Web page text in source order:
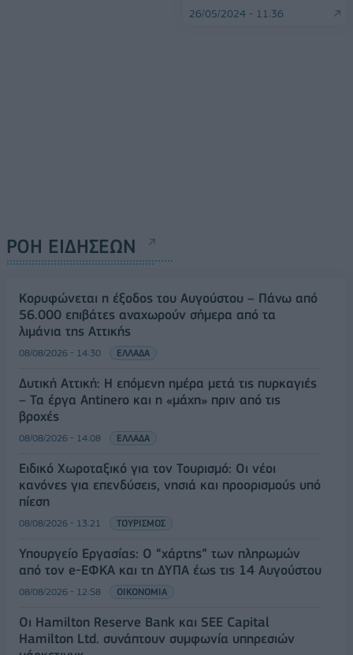
26/05/2024 - 11:36
ΡΟΗ ΕΙΔΗΣΕΩΝ
Κορυφώνεται η έξοδος του Αυγούστου – Πάνω από
56.000 επιβάτες αναχωρούν σήμερα από τα
λιμάνια της Αττικής
08/08/2026 - 14:30 ΕΛΛΑΔΑ
Δυτική Αττική: Η επόμενη ημέρα μετά τις πυρκαγιές
– Τα έργα Antinero και η «μάχη» πριν από τις
βροχές
08/08/2026 - 14:08 ΕΛΛΑΔΑ
Ειδικό Χωροταξικό για τον Τουρισμό: Οι νέοι
κανόνες για επενδύσεις, νησιά και προορισμούς υπό
πίεση
08/08/2026 - 13:21 ΤΟΥΡΙΣΜΟΣ
Υπουργείο Εργασίας: Ο “χάρτης” των πληρωμών
από τον e-ΕΦΚΑ και τη ΔΥΠΑ έως τις 14 Αυγούστου
08/08/2026 - 12:58 ΟΙΚΟΝΟΜΙΑ
Οι Hamilton Reserve Bank και SEE Capital
Hamilton Ltd. συνάπτουν συμφωνία υπηρεσιών